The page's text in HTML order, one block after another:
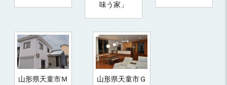
味う家」
山形県天童市Ｍ
山形県天童市Ｇ